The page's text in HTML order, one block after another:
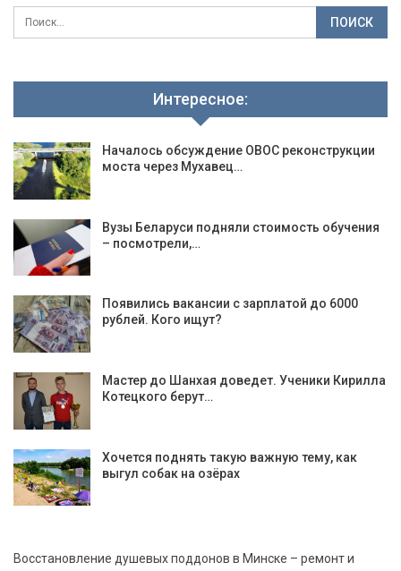
Интересное:
Началось обсуждение ОВОС реконструкции
моста через Мухавец…
Вузы Беларуси подняли стоимость обучения
– посмотрели,…
Появились вакансии с зарплатой до 6000
рублей. Кого ищут?
Мастер до Шанхая доведет. Ученики Кирилла
Котецкого берут…
Хочется поднять такую важную тему, как
выгул собак на озёрах
Восстановление душевых поддонов в Минске – ремонт и